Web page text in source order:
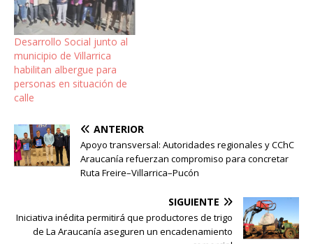
Desarrollo Social junto al
municipio de Villarrica
habilitan albergue para
personas en situación de
calle
ANTERIOR
Apoyo transversal: Autoridades regionales y CChC
Araucanía refuerzan compromiso para concretar
Ruta Freire–Villarrica–Pucón
SIGUIENTE
Iniciativa inédita permitirá que productores de trigo
de La Araucanía aseguren un encadenamiento